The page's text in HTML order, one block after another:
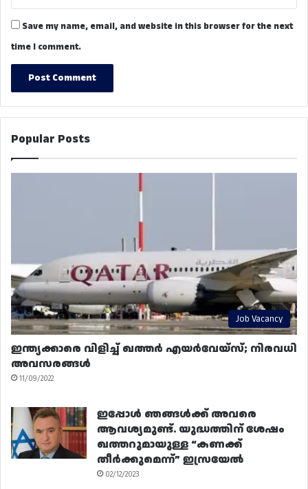
Save my name, email, and website in this browser for the next
time I comment.
Popular Posts
Job Vacancy
ഇന്ത്യക്കാരെ വിളിച്ച് ഖത്തർ എയർവേയ്‌സ്; നിരവധി
അവസരങ്ങൾ
11/09/2022
ഇപ്പോൾ ഞങ്ങൾക്ക് അവരെ
ആവശ്യമുണ്ട്. യുദ്ധത്തിന് ശേഷം
ഖത്തറുമായുള്ള “കണക്ക്
തീർക്കുമെന്ന്” ഇസ്രയേൽ
02/12/2023